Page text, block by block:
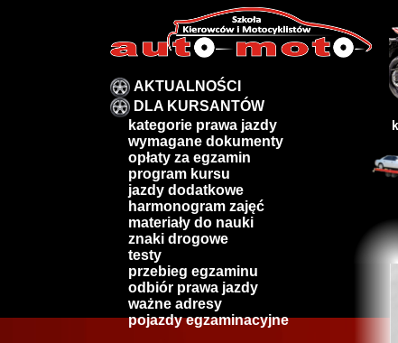
AKTUALNOŚCI
DLA KURSANTÓW
kategorie prawa jazdy
wymagane dokumenty
opłaty za egzamin
program kursu
jazdy dodatkowe
harmonogram zajęć
materiały do nauki
znaki drogowe
testy
przebieg egzaminu
odbiór prawa jazdy
ważne adresy
pojazdy egzaminacyjne